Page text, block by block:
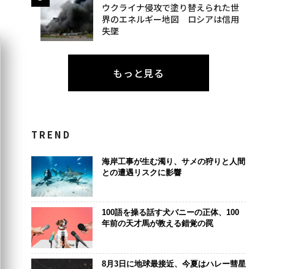
ウクライナ侵攻で塗り替えられた世
界のエネルギー地図 ロシアは信用
失墜
もっと見る
TREND
海岸工事が生む濁り、サメの狩りと人間
との遭遇リスクに影響
100語を操る話す犬バニーの正体、100
年前の天才馬が教える錯覚の罠
8月3日に地球最接近、今夏はハレー彗星